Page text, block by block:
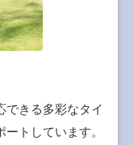
できる多彩なタイ
トしています。